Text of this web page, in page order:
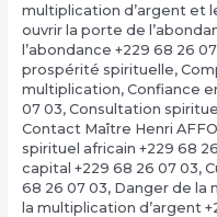
multiplication d’argent et
ouvrir la porte de
l’abondance +229 68 26
prospérité spirituelle,
multiplication, Confiance
07 03, Consultation
Contact Maître Henri
spirituel africain +229 68
capital +229 68 26 07 03,
68 26 07 03, Danger de la
la multiplication d’argent